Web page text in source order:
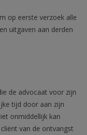
op eerste verzoek alle
uitgaven aan derden
de advocaat voor zijn
tijd door aan zijn
onmiddellijk kan
van de ontvangst